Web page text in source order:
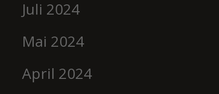
Juli 2024
Mai 2024
April 2024